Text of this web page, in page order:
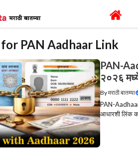
PAN Aadhaar Link
PAN-
२०२६ मध्ये
Byमराठी बातम्या
PAN-Aadhaar
आधारशी लिंक